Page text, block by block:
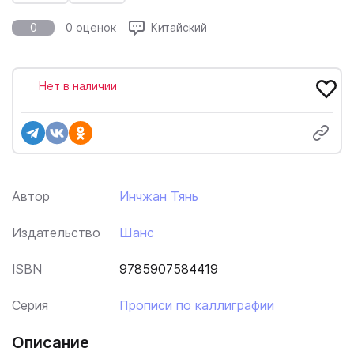
0 0 оценок Китайский
Автор Инчжан Тянь
Издательство Шанс
ISBN 9785907584419
Серия Прописи по каллиграфии
Нет в наличии
Описание